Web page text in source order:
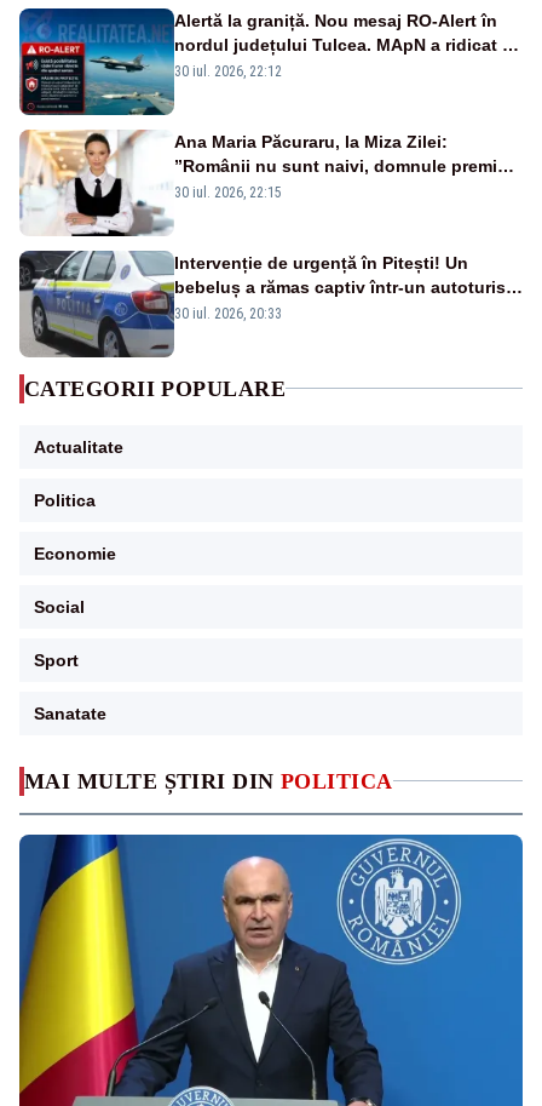
MAI MULTE ȘTIRI DIN POLITICA
Alertă la graniță. Nou mesaj RO-Alert în
nordul județului Tulcea. MApN a ridicat de
la sol două avioane F-16
30 iul. 2026, 22:12
Ana Maria Păcuraru, la Miza Zilei:
”Românii nu sunt naivi, domnule premier
Bolojan”
30 iul. 2026, 22:15
Intervenție de urgență în Pitești! Un
bebeluș a rămas captiv într-un autoturism
din cauza unei defecțiuni
30 iul. 2026, 20:33
CATEGORII POPULARE
Actualitate
Politica
Economie
Social
Sport
Sanatate